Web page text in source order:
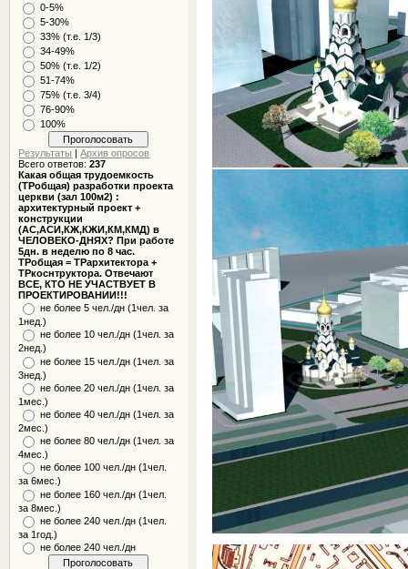
0-5%
5-30%
33% (т.е. 1/3)
34-49%
50% (т.е. 1/2)
51-74%
75% (т.е. 3/4)
76-90%
100%
Результаты |Архив опросов
Всего ответов:237
Какая общая трудоемкость
(ТРобщая) разработки проекта
церкви (зал 100м2) :
архитектурный проект +
конструкции
(АС,АСИ,КЖ,КЖИ,КМ,КМД) в
ЧЕЛОВЕКО-ДНЯХ? При работе
5дн. в неделю по 8 час.
ТРобщая = ТРархитектора +
ТРкоснтруктора. Отвечают
ВСЕ, КТО НЕ УЧАСТВУЕТ В
ПРОЕКТИРОВАНИИ!!!
не более 5 чел./дн (1чел. за
1нед.)
не более 10 чел./дн (1чел. за
2нед.)
не более 15 чел./дн (1чел. за
3нед.)
не более 20 чел./дн (1чел. за
1мес.)
не более 40 чел./дн (1чел. за
2мес.)
не более 80 чел./дн (1чел. за
4мес.)
не более 100 чел./дн (1чел.
за 6мес.)
не более 160 чел./дн (1чел.
за 8мес.)
не более 240 чел./дн (1чел.
за 1год.)
не более 240 чел./дн